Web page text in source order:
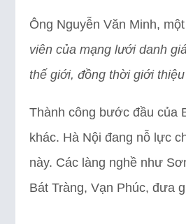
Ông Nguyễn Văn Minh,
viên của mạng lưới danh
thế giới, đồng thời giới
Thành công bước đầu của
khác. Hà Nội đang nỗ lực
này. Các làng nghề như
Bát Tràng, Vạn Phúc, đưa